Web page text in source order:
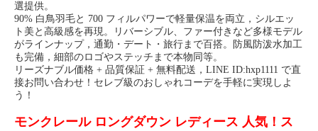
選提供。
90% 白鳥羽毛と 700 フィルパワーで軽量保温を両立，シルエッ
ト美と高級感を再現。リバーシブル、ファー付きなど多様モデル
がラインナップ，通勤・デート・旅行まで百搭。防風防泼水加工
も完備，細部のロゴやステッチまで本物同等。
リーズナブル価格 + 品質保証 + 無料配送，LINE ID:hxp1111 で直
接お問い合わせ！セレブ級のおしゃれコーデを手軽に実現しよ
う！
モンクレール ロングダウン レディース 人気！ス